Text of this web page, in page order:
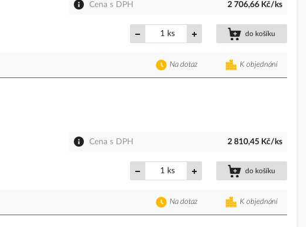
Cena s DPH 2 706,66 Kč/ks
ks do košíku
K objednání
Na dotaz
Cena s DPH 2 810,45 Kč/ks
ks do košíku
K objednání
Na dotaz